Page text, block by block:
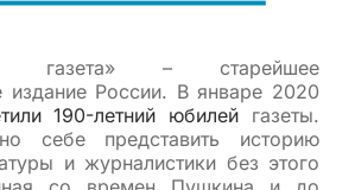
газета» – старейшее
издание России. В январе 2020
190-летний юбилей газеты.
себе представить историю
и журналистики без этого